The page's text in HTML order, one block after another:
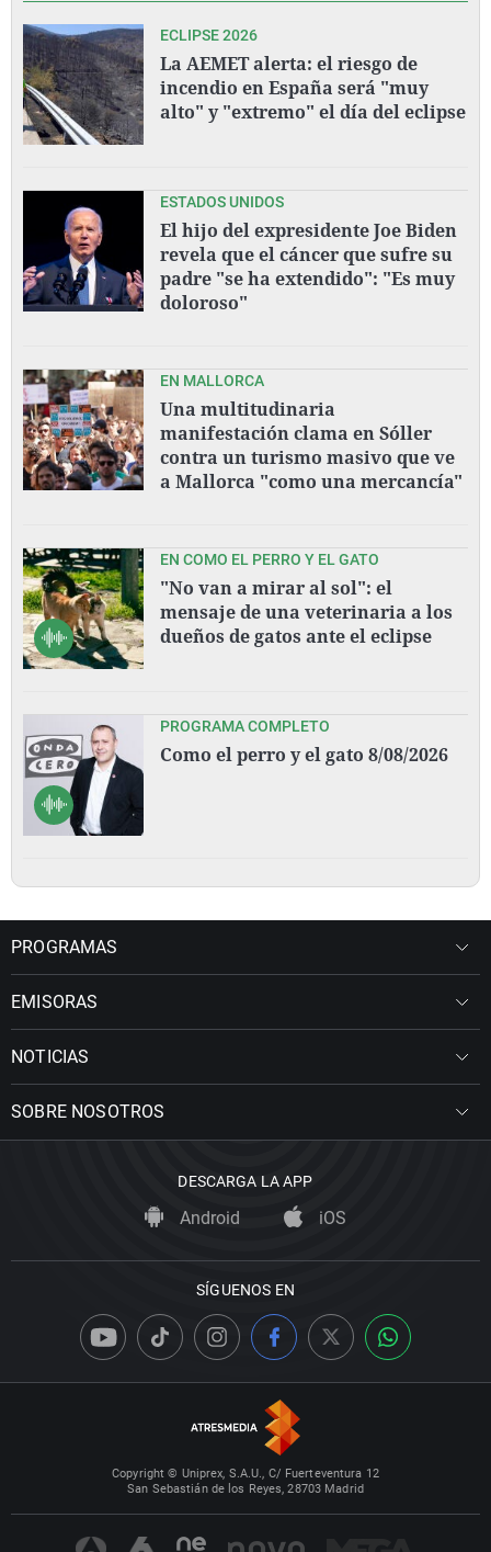
ECLIPSE 2026
La AEMET alerta: el riesgo de
incendio en España será "muy
alto" y "extremo" el día del eclipse
ESTADOS UNIDOS
El hijo del expresidente Joe Biden
revela que el cáncer que sufre su
padre "se ha extendido": "Es muy
doloroso"
EN MALLORCA
Una multitudinaria
manifestación clama en Sóller
contra un turismo masivo que ve
a Mallorca "como una mercancía"
EN COMO EL PERRO Y EL GATO
"No van a mirar al sol": el
mensaje de una veterinaria a los
dueños de gatos ante el eclipse
PROGRAMA COMPLETO
Como el perro y el gato 8/08/2026
PROGRAMAS
EMISORAS
NOTICIAS
SOBRE NOSOTROS
DESCARGA LA APP
Android iOS
SÍGUENOS EN
Copyright © Uniprex, S.A.U., C/ Fuerteventura 12
San Sebastián de los Reyes, 28703 Madrid